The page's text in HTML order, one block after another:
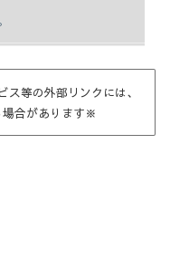
等の外部リンクには、
場合があります※